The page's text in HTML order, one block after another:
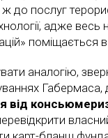
до послуг
адже весь
поміщається
аналогію,
Габермаса,
від